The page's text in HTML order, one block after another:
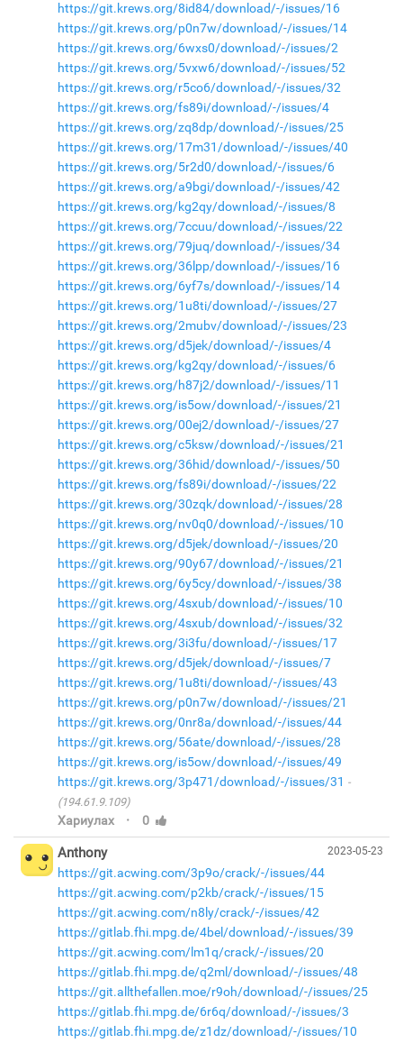
https://git.krews.org/8id84/download/-/issues/16
https://git.krews.org/p0n7w/download/-/issues/14
https://git.krews.org/6wxs0/download/-/issues/2
https://git.krews.org/5vxw6/download/-/issues/52
https://git.krews.org/r5co6/download/-/issues/32
https://git.krews.org/fs89i/download/-/issues/4
https://git.krews.org/zq8dp/download/-/issues/25
https://git.krews.org/17m31/download/-/issues/40
https://git.krews.org/5r2d0/download/-/issues/6
https://git.krews.org/a9bgi/download/-/issues/42
https://git.krews.org/kg2qy/download/-/issues/8
https://git.krews.org/7ccuu/download/-/issues/22
https://git.krews.org/79juq/download/-/issues/34
https://git.krews.org/36lpp/download/-/issues/16
https://git.krews.org/6yf7s/download/-/issues/14
https://git.krews.org/1u8ti/download/-/issues/27
https://git.krews.org/2mubv/download/-/issues/23
https://git.krews.org/d5jek/download/-/issues/4
https://git.krews.org/kg2qy/download/-/issues/6
https://git.krews.org/h87j2/download/-/issues/11
https://git.krews.org/is5ow/download/-/issues/21
https://git.krews.org/00ej2/download/-/issues/27
https://git.krews.org/c5ksw/download/-/issues/21
https://git.krews.org/36hid/download/-/issues/50
https://git.krews.org/fs89i/download/-/issues/22
https://git.krews.org/30zqk/download/-/issues/28
https://git.krews.org/nv0q0/download/-/issues/10
https://git.krews.org/d5jek/download/-/issues/20
https://git.krews.org/90y67/download/-/issues/21
https://git.krews.org/6y5cy/download/-/issues/38
https://git.krews.org/4sxub/download/-/issues/10
https://git.krews.org/4sxub/download/-/issues/32
https://git.krews.org/3i3fu/download/-/issues/17
https://git.krews.org/d5jek/download/-/issues/7
https://git.krews.org/1u8ti/download/-/issues/43
https://git.krews.org/p0n7w/download/-/issues/21
https://git.krews.org/0nr8a/download/-/issues/44
https://git.krews.org/56ate/download/-/issues/28
https://git.krews.org/is5ow/download/-/issues/49
https://git.krews.org/3p471/download/-/issues/31
(194.61.9.109)
Хариулах · 0
2023-05-23
Anthony
https://git.acwing.com/3p9o/crack/-/issues/44
https://git.acwing.com/p2kb/crack/-/issues/15
https://git.acwing.com/n8ly/crack/-/issues/42
https://gitlab.fhi.mpg.de/4bel/download/-/issues/39
https://git.acwing.com/lm1q/crack/-/issues/20
https://gitlab.fhi.mpg.de/q2ml/download/-/issues/48
https://git.allthefallen.moe/r9oh/download/-/issues/25
https://gitlab.fhi.mpg.de/6r6q/download/-/issues/3
https://gitlab.fhi.mpg.de/z1dz/download/-/issues/10